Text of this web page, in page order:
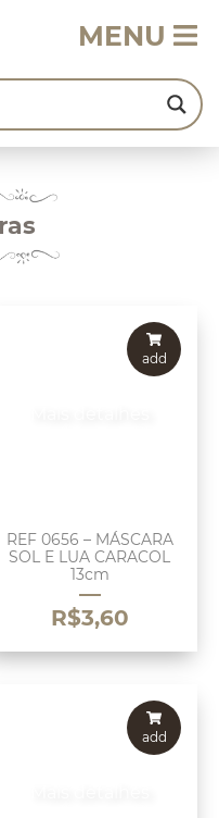
MENU
REF 0656 – MÁSCARA
SOL E LUA CARACOL
13cm
R$3,60
add
add